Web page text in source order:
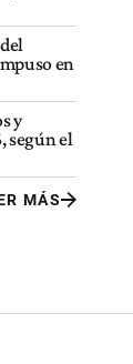
en
y
según el
MÁS